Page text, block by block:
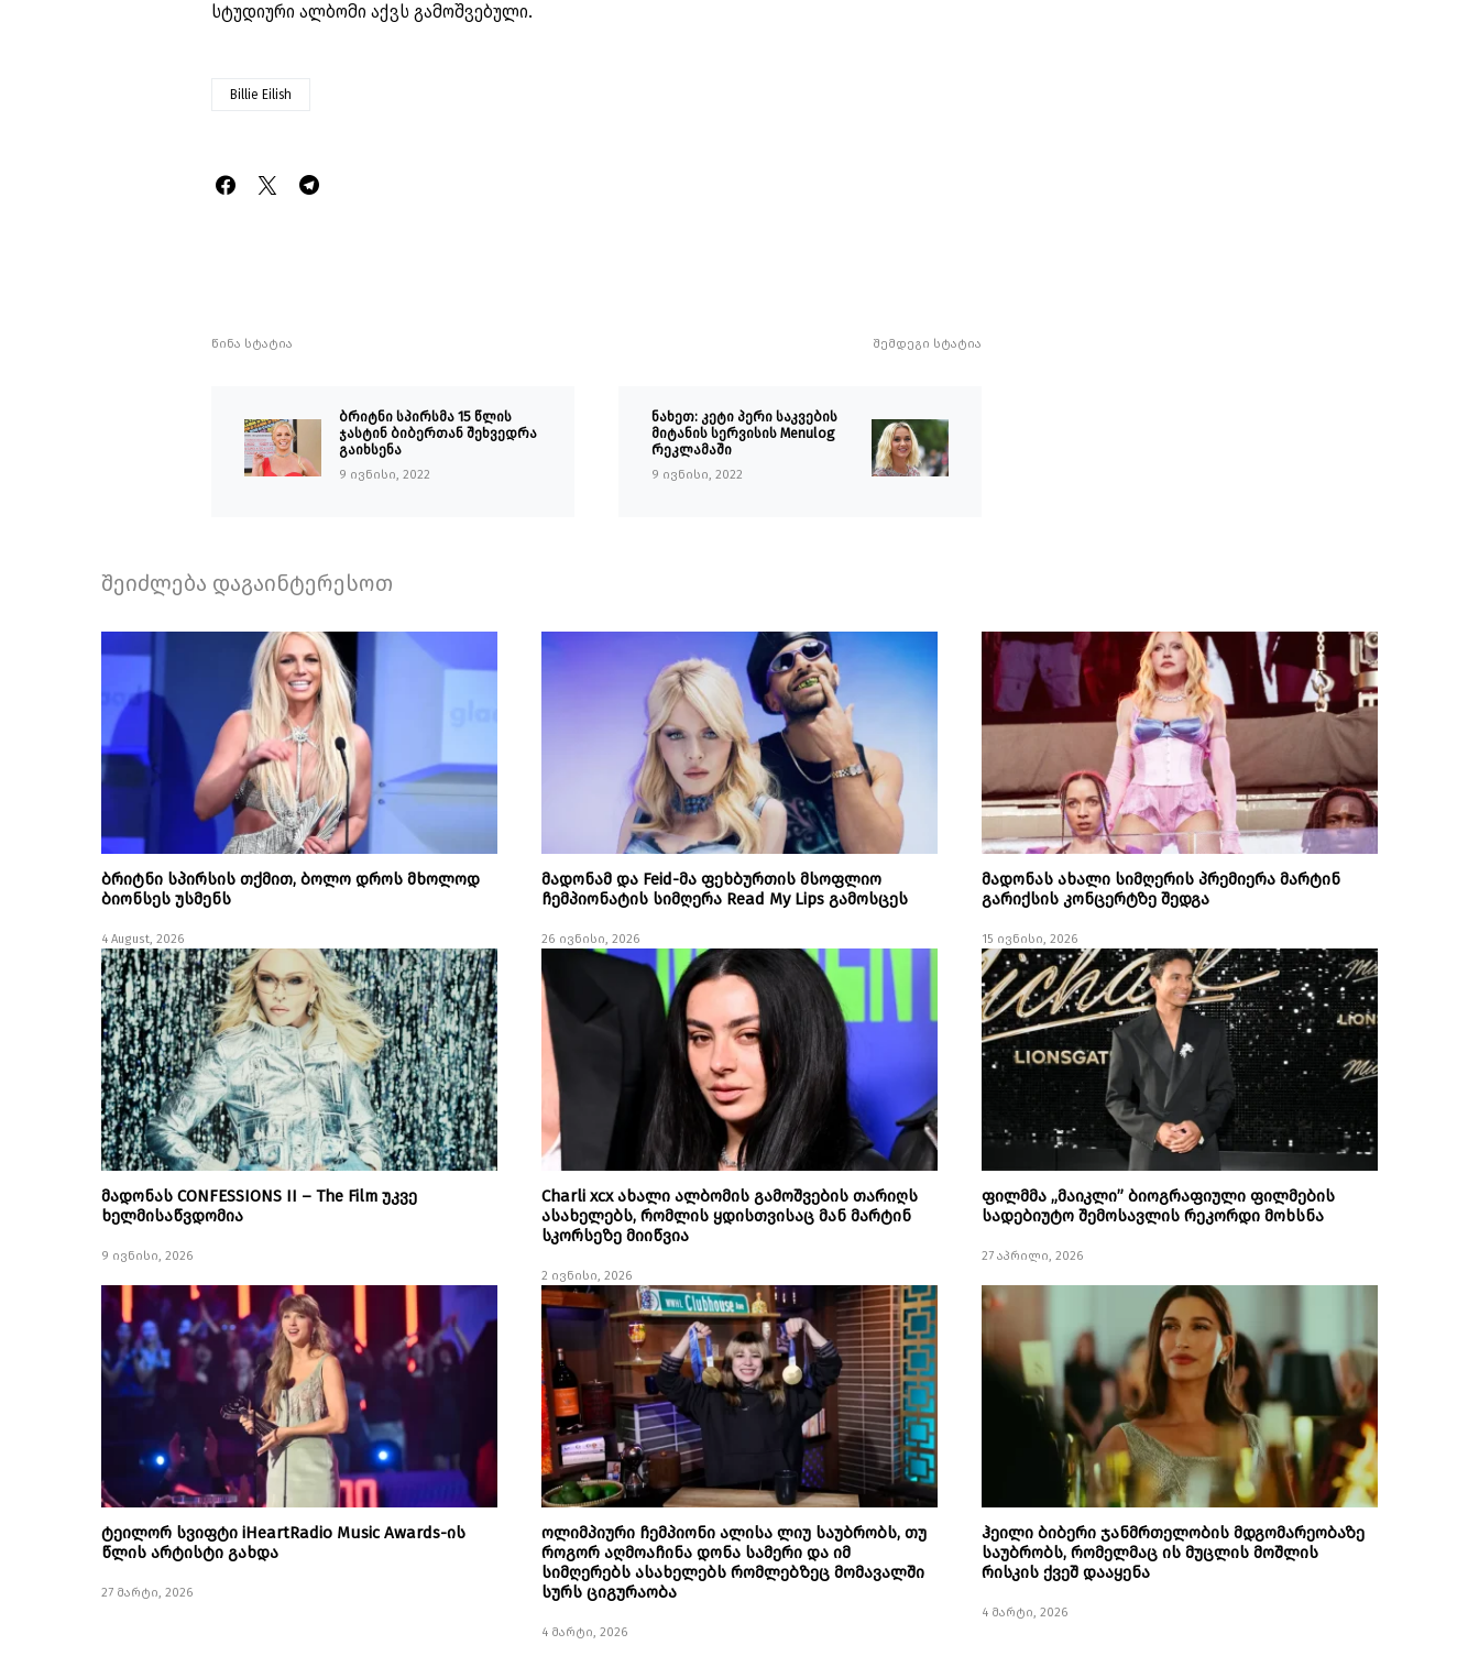
სტუდიური ალბომი აქვს გამოშვებული.
Billie Eilish
წინა სტატია
ბრიტნი სპირსმა 15 წლის
ჯასტინ ბიბერთან შეხვედრა
გაიხსენა
9 ივნისი, 2022
შემდეგი სტატია
ნახეთ: კეტი პერი საკვების
მიტანის სერვისის Menulog
რეკლამაში
9 ივნისი, 2022
შეიძლება დაგაინტერესოთ
ბრიტნი სპირსის თქმით, ბოლო დროს მხოლოდ
ბიონსეს უსმენს
4 August, 2026
მადონამ და Feid-მა ფეხბურთის მსოფლიო
ჩემპიონატის სიმღერა Read My Lips გამოსცეს
26 ივნისი, 2026
მადონას ახალი სიმღერის პრემიერა მარტინ
გარიქსის კონცერტზე შედგა
15 ივნისი, 2026
მადონას CONFESSIONS II – The Film უკვე
ხელმისაწვდომია
9 ივნისი, 2026
Charli xcx ახალი ალბომის გამოშვების თარიღს
ასახელებს, რომლის ყდისთვისაც მან მარტინ
სკორსეზე მიიწვია
2 ივნისი, 2026
ფილმმა „მაიკლი” ბიოგრაფიული ფილმების
სადებიუტო შემოსავლის რეკორდი მოხსნა
27 აპრილი, 2026
ტეილორ სვიფტი iHeartRadio Music Awards-ის
წლის არტისტი გახდა
27 მარტი, 2026
ოლიმპიური ჩემპიონი ალისა ლიუ საუბრობს, თუ
როგორ აღმოაჩინა დონა სამერი და იმ
სიმღერებს ასახელებს რომლებზეც მომავალში
სურს ციგურაობა
4 მარტი, 2026
ჰეილი ბიბერი ჯანმრთელობის მდგომარეობაზე
საუბრობს, რომელმაც ის მუცლის მოშლის
რისკის ქვეშ დააყენა
4 მარტი, 2026